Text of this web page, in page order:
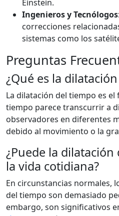
Einstein.
Ingenieros y Tecnólogos
correcciones
sistemas como los
Preguntas
¿Qué es la
La dilatación del tiempo es
tiempo parece transcurrir a
observadores en diferentes
debido al movimiento o la
¿Puede la
la vida cotidiana?
En circunstancias normales,
del tiempo son demasiado
embargo, son significativos